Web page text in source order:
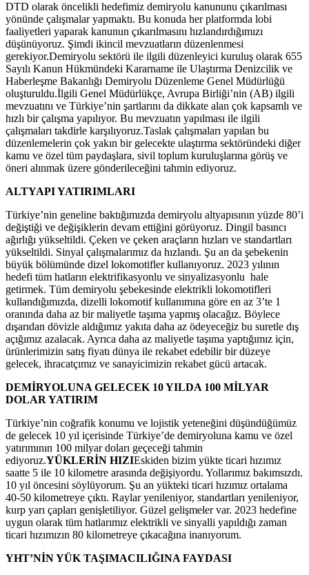
DTD olarak öncelikli hedefimiz demiryolu kanununu çıkarılması
yönünde çalışmalar yapmaktı. Bu konuda her platformda lobi
faaliyetleri yaparak kanunun çıkarılmasını hızlandırdığımızı
düşünüyoruz. Şimdi ikincil mevzuatların düzenlenmesi
gerekiyor.Demiryolu sektörü ile ilgili düzenleyici kuruluş olarak 655
Sayılı Kanun Hükmündeki Kararname ile Ulaştırma Denizcilik ve
Haberleşme Bakanlığı Demiryolu Düzenleme Genel Müdürlüğü
oluşturuldu.İlgili Genel Müdürlükçe, Avrupa Birliği’nin (AB) ilgili
mevzuatını ve Türkiye’nin şartlarını da dikkate alan çok kapsamlı ve
hızlı bir çalışma yapılıyor. Bu mevzuatın yapılması ile ilgili
çalışmaları takdirle karşılıyoruz.Taslak çalışmaları yapılan bu
düzenlemelerin çok yakın bir gelecekte ulaştırma sektöründeki diğer
kamu ve özel tüm paydaşlara, sivil toplum kuruluşlarına görüş ve
öneri alınmak üzere gönderileceğini tahmin ediyoruz.
ALTYAPI YATIRIMLARI
Türkiye’nin geneline baktığımızda demiryolu altyapısının yüzde 80’i
değiştiği ve değişiklerin devam ettiğini görüyoruz. Dingil basıncı
ağırlığı yükseltildi. Çeken ve çeken araçların hızları ve standartları
yükseltildi. Sinyal çalışmalarımız da hızlandı. Şu an da şebekenin
büyük bölümünde dizel lokomotifler kullanıyoruz. 2023 yılının
hedefi tüm hatların elektrifikasyonlu ve sinyalizasyonlu hale
getirmek. Tüm demiryolu şebekesinde elektrikli lokomotifleri
kullandığımızda, dizelli lokomotif kullanımına göre en az 3’te 1
oranında daha az bir maliyetle taşıma yapmış olacağız. Böylece
dışarıdan dövizle aldığımız yakıta daha az ödeyeceğiz bu suretle dış
açığımız azalacak. Ayrıca daha az maliyetle taşıma yaptığımız için,
ürünlerimizin satış fiyatı dünya ile rekabet edebilir bir düzeye
gelecek, ihracatçımız ve sanayicimizin rekabet gücü artacak.
DEMİRYOLUNA GELECEK 10 YILDA 100 MİLYAR
DOLAR YATIRIM
Türkiye’nin coğrafik konumu ve lojistik yeteneğini düşündüğümüz
de gelecek 10 yıl içerisinde Türkiye’de demiryoluna kamu ve özel
yatırımının 100 milyar doları geçeceği tahmin
ediyoruz.YÜKLERİN HIZIEskiden bizim yükte ticari hızımız
saatte 5 ile 10 kilometre arasında değişiyordu. Yollarımız bakımsızdı.
10 yıl öncesini söylüyorum. Şu an yükteki ticari hızımız ortalama
40-50 kilometreye çıktı. Raylar yenileniyor, standartları yenileniyor,
kurp yarı çapları genişletiliyor. Güzel gelişmeler var. 2023 hedefine
uygun olarak tüm hatlarımız elektrikli ve sinyalli yapıldığı zaman
ticari hızımızın 80 kilometreye çıkacağına inanıyorum.
YHT’NİN YÜK TAŞIMACILIĞINA FAYDASI